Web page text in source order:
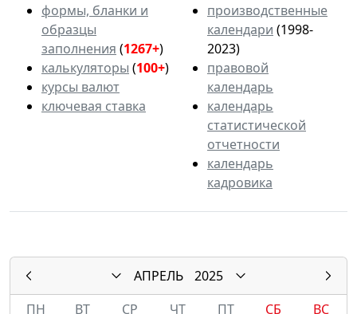
формы, бланки и
образцы
заполнения (1267+)
калькуляторы (100+)
курсы валют
ключевая ставка
производственные
календари (1998-
2023)
правовой
календарь
календарь
статистической
отчетности
календарь
кадровика
АПРЕЛЬ
2025
ПН
ВТ СР ЧТ ПТ СБ
ВС